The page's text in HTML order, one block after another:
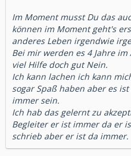
Im Moment musst Du das
können im Moment geht's
anderes Leben irgendwie
Bei mir werden es 4 Jahre
viel Hilfe doch gut Nein.
Ich kann lachen ich kann
sogar Spaß haben aber es
immer sein.
Ich hab das gelernt zu
Begleiter er ist immer da er
schrieb aber er ist da immer.